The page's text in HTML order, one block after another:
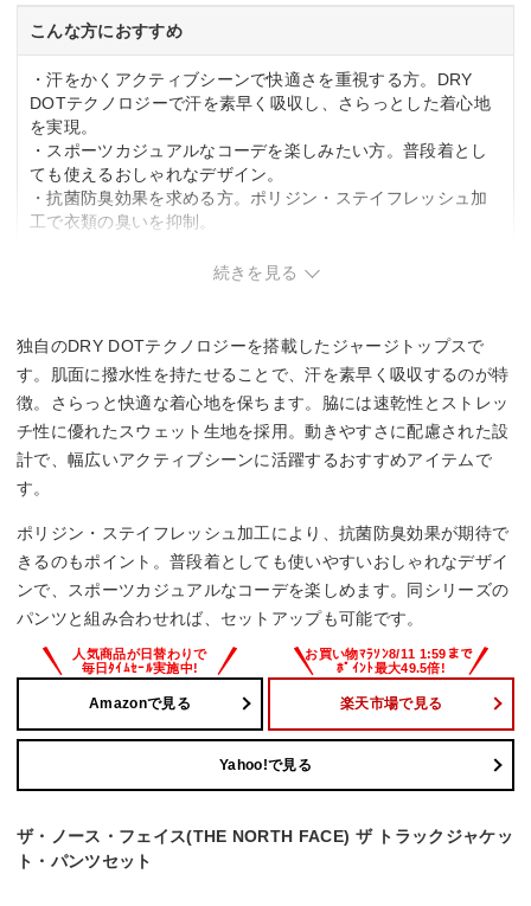
こんな方におすすめ
・汗をかくアクティブシーンで快適さを重視する方。DRY
DOTテクノロジーで汗を素早く吸収し、さらっとした着心地
を実現。
・スポーツカジュアルなコーデを楽しみたい方。普段着とし
ても使えるおしゃれなデザイン。
・抗菌防臭効果を求める方。ポリジン・ステイフレッシュ加
工で衣類の臭いを抑制。
売のため、パンツは別途購入が必要。
続きを見る
独自のDRY DOTテクノロジーを搭載したジャージトップスで
す。肌面に撥水性を持たせることで、汗を素早く吸収するのが特
徴。さらっと快適な着心地を保ちます。脇には速乾性とストレッ
チ性に優れたスウェット生地を採用。動きやすさに配慮された設
計で、幅広いアクティブシーンに活躍するおすすめアイテムで
す。
ポリジン・ステイフレッシュ加工により、抗菌防臭効果が期待で
きるのもポイント。普段着としても使いやすいおしゃれなデザイ
ンで、スポーツカジュアルなコーデを楽しめます。同シリーズの
パンツと組み合わせれば、セットアップも可能です。
Amazonで見る 楽天市場で見る
Yahoo!で見る
ザ・ノース・フェイス(THE NORTH FACE) ザ トラックジャケッ
ト・パンツセット